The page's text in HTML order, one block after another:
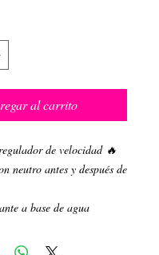
al carrito
de velocidad 🔥
neutro antes y después de
a base de agua